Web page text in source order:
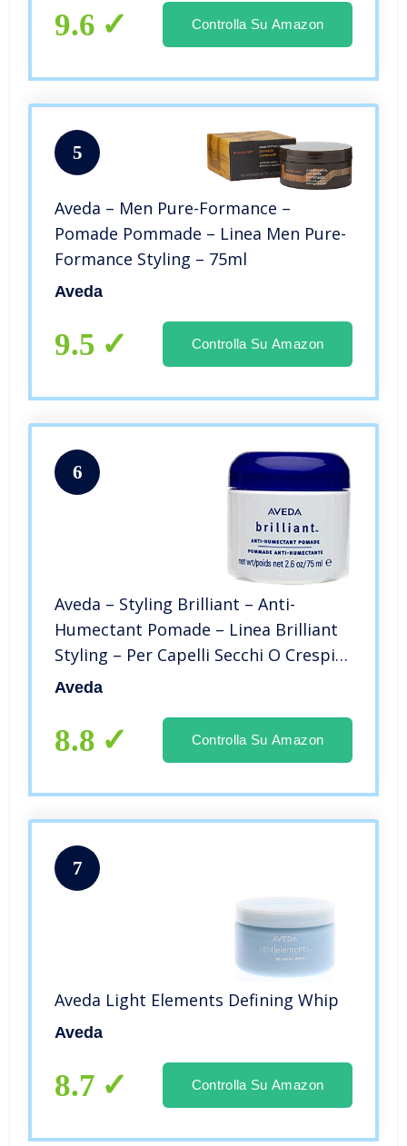
9.6 Controlla Su Amazon
5
Aveda – Men Pure-Formance –
Pomade Pommade – Linea Men Pure-
Formance Styling – 75ml
Aveda
9.5 Controlla Su Amazon
6
Aveda – Styling Brilliant – Anti-
Humectant Pomade – Linea Brilliant
Styling – Per Capelli Secchi O Crespi –
75ml
Aveda
8.8 Controlla Su Amazon
7
Aveda Light Elements Defining Whip
Aveda
8.7 Controlla Su Amazon